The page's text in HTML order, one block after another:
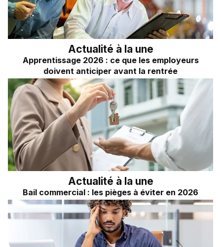
Actualité à la une
Apprentissage 2026 : ce que les employeurs
doivent anticiper avant la rentrée
Actualité à la une
Bail commercial : les pièges à éviter en 2026